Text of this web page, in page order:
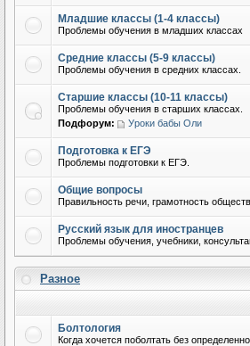
Младшие классы (1-4 классы)
Проблемы обучения в младших классах
Средние классы (5-9 классы)
Проблемы обучения в средних классах.
Старшие классы (10-11 классы)
Проблемы обучения в старших классах.
Подфорум:
Уроки бабы Оли
Подготовка к ЕГЭ
Проблемы подготовки к ЕГЭ.
Общие вопросы
Правильность речи, грамотность
Русский язык для иностранцев
Проблемы обучения, учебники,
Разное
Болтология
Когда хочется поболтать без